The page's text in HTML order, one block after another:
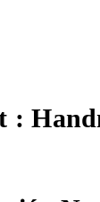
: